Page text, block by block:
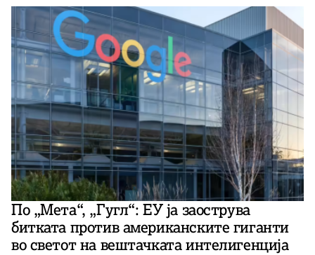
По „Мета“, „Гугл“: ЕУ ја заострува
битката против американските гиганти
во светот на вештачката интелигенција